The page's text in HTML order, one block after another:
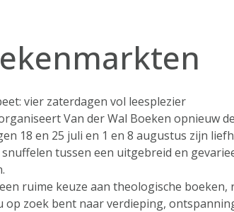
vier zaterdagen vol leesplezier
Van der Wal Boeken opnieuw
18 en 25 juli en 1 en 8 augustus zijn
tussen een uitgebreid en
ruime keuze aan theologische boeken,
op zoek bent naar verdieping,